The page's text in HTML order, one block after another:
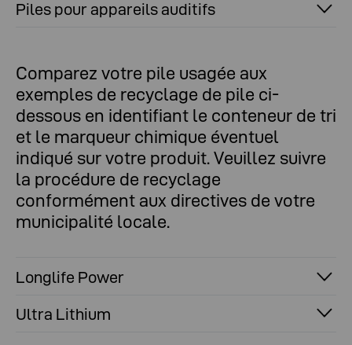
Piles pour appareils auditifs
Comparez votre pile usagée aux
exemples de recyclage de pile ci-
dessous en identifiant le conteneur de tri
et le marqueur chimique éventuel
indiqué sur votre produit. Veuillez suivre
la procédure de recyclage
conformément aux directives de votre
municipalité locale.
Longlife Power
Ultra Lithium